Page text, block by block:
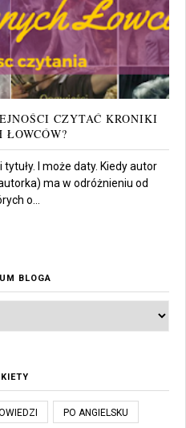
CZYTAĆ KRONIKI
ŁOWCÓW?
I może daty. Kiedy autor
ma w odróżnieniu od
o...
BLOGA
PO ANGIELSKU